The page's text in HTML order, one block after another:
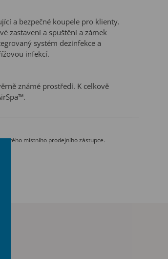
a bezpečné koupele pro klienty.
zastavení a spuštění a zámek
systém dezinfekce a
infekcí.
známé prostředí. K celkově
Možnost výškového nastavení
svého místního prodejního zástupce.